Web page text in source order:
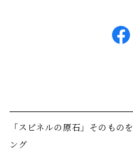
「スピネルの原石」そのもの
ング